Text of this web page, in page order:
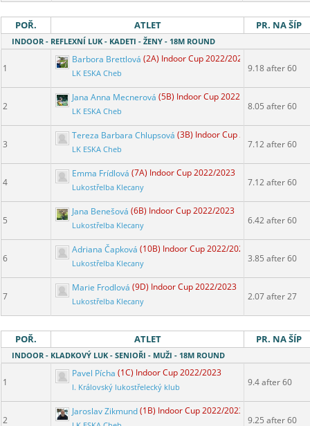
POŘ. ATLET PR. NA ŠÍP
INDOOR - REFLEXNÍ LUK - KADETI - ŽENY - 18M ROUND
1
Barbora Brettlová (2A) Indoor Cup 2022/2023
LK ESKA Cheb 9.18 after 60
2
Jana Anna Mecnerová (5B) Indoor Cup 2022/2023
LK ESKA Cheb 8.05 after 60
3
Tereza Barbara Chlupsová (3B) Indoor Cup 2022/2023
LK ESKA Cheb 7.12 after 60
4
Emma Frídlová (7A) Indoor Cup 2022/2023
Lukostřelba Klecany 7.12 after 60
5
Jana Benešová (6B) Indoor Cup 2022/2023
Lukostřelba Klecany 6.42 after 60
6
Adriana Čapková (10B) Indoor Cup 2022/2023
Lukostřelba Klecany 3.85 after 60
7
Marie Frodlová (9D) Indoor Cup 2022/2023
Lukostřelba Klecany 2.07 after 27
POŘ. ATLET PR. NA ŠÍP
INDOOR - KLADKOVÝ LUK - SENIOŘI - MUŽI - 18M ROUND
1
Pavel Pícha (1C) Indoor Cup 2022/2023
I. Královský lukostřelecký klub 9.4 after 60
2
Jaroslav Zikmund(1B) Indoor Cup 2022/2023
9.25 after 60